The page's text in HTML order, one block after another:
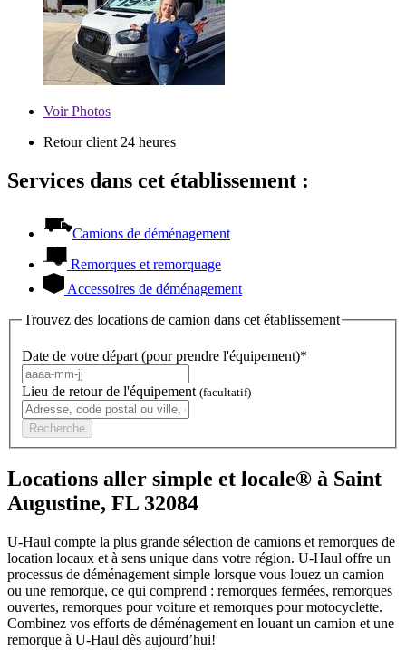
VoirPhotos
Retour client 24 heures
Services dans cet établissement :
Camions de déménagement
Remorques et remorquage
Accessoires de déménagement
Trouvez des locations de camion dans cet établissement
Date de votre départ (pour prendre l'équipement)*
Lieu de retour de l'équipement (facultatif)
Recherche
Locations aller simple et locale® à Saint
Augustine, FL 32084
U-Haul compte la plus grande sélection de camions et remorques de
location locaux et à sens unique dans votre région. U-Haul offre un
processus de déménagement simple lorsque vous louez un camion
ou une remorque, ce qui comprend : remorques fermées, remorques
ouvertes, remorques pour voiture et remorques pour motocyclette.
Combinez vos efforts de déménagement en louant un camion et une
remorque à U-Haul dès aujourd’hui!